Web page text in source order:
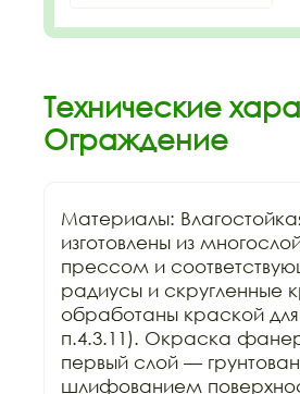
Технические
Ограждение
Материалы:
изготовлены из
прессом и
радиусы и скругленные
обработаны краской для
п.4.3.11). Окраска
первый слой —
шлифованием